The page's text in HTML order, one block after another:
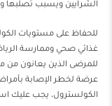
الشرايين ويسبب تصلبها
للحفاظ على مستويات
غذائي صحي وممارسة
للمرضى الذين يعانون من
عرضة لخطر الإصابة
الكولسترول، يجب عليك